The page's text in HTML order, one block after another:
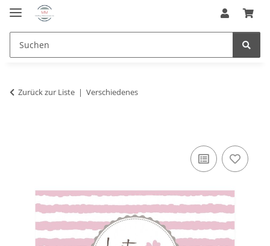
Zurück zur Liste Verschiedenes